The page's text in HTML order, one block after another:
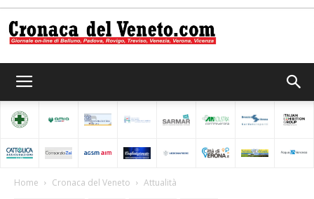
del
Home Cronaca del Veneto Attualità